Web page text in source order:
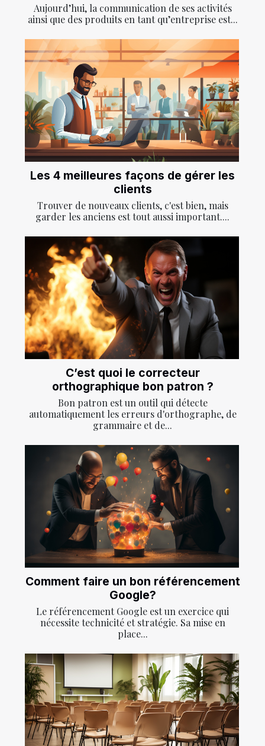
Aujourd’hui, la communication de ses activités
ainsi que des produits en tant qu’entreprise est...
Les 4 meilleures façons de gérer les
clients
Trouver de nouveaux clients, c'est bien, mais
garder les anciens est tout aussi important....
C’est quoi le correcteur
orthographique bon patron ?
Bon patron est un outil qui détecte
automatiquement les erreurs d'orthographe, de
grammaire et de...
Comment faire un bon référencement
Google?
Le référencement Google est un exercice qui
nécessite technicité et stratégie. Sa mise en
place...